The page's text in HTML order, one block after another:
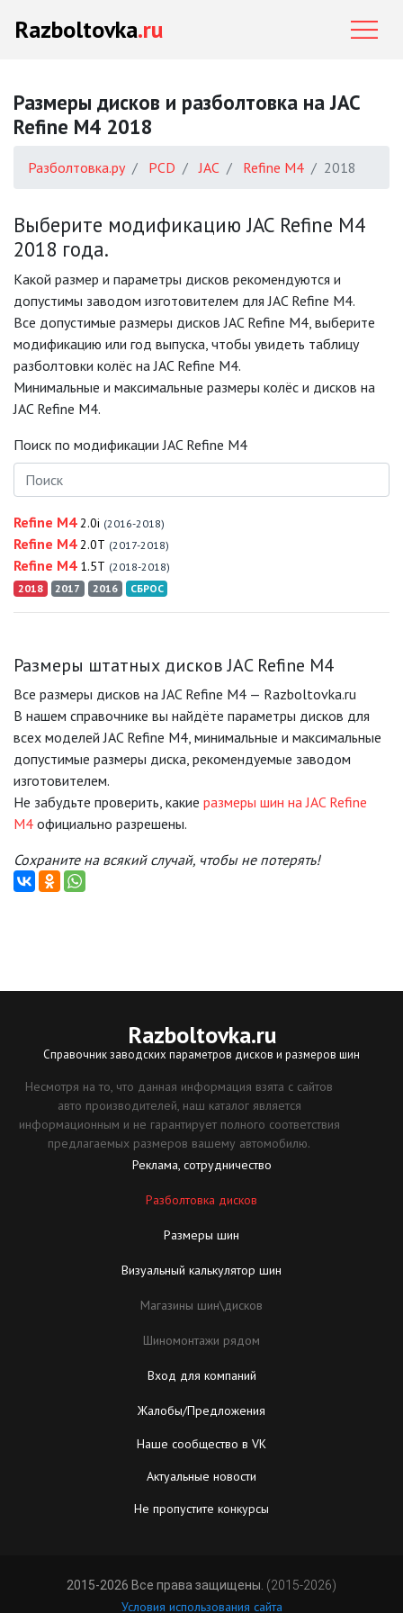
Razboltovka.ru
Размеры дисков и разболтовка на JAC
Refine M4 2018
Разболтовка.ру PCD JAC Refine M4 2018
Выберите модификацию JAC Refine M4
2018 года.
Какой размер и параметры дисков рекомендуются и
допустимы заводом изготовителем для JAC Refine M4.
Все допустимые размеры дисков JAC Refine M4, выберите
модификацию или год выпуска, чтобы увидеть таблицу
разболтовки колёс на JAC Refine M4.
Минимальные и максимальные размеры колёс и дисков на
JAC Refine M4.
Поиск по модификации JAC Refine M4
Refine M42.0i (2016-2018)
Refine M42.0T (2017-2018)
Refine M4 1.5T (2018-2018)
2018
2017 2016 СБРОС
Размеры штатных дисков JAC Refine M4
Все размеры дисков на JAC Refine M4 — Razboltovka.ru
В нашем справочнике вы найдёте параметры дисков для
всех моделей JAC Refine M4, минимальные и максимальные
допустимые размеры диска, рекомендуемые заводом
изготовителем.
Не забудьте проверить, какие размеры шин на JAC Refine
M4 официально разрешены.
Сохраните на всякий случай, чтобы не потерять!
Razboltovka.ru
Справочник заводских параметров дисков и размеров шин
Несмотря на то, что данная информация взята с сайтов
авто производителей, наш каталог является
информационным и не гарантирует полного соответствия
предлагаемых размеров вашему автомобилю.
Реклама, сотрудничество
Разболтовка дисков
Размеры шин
Визуальный калькулятор шин
Магазины шин\дисков
Шиномонтажи рядом
Вход для компаний
Жалобы/Предложения
Наше сообщество в VK
Актуальные новости
Не пропустите конкурсы
2015-2026 Все права защищены. (2015-2026)
Условия использования сайта